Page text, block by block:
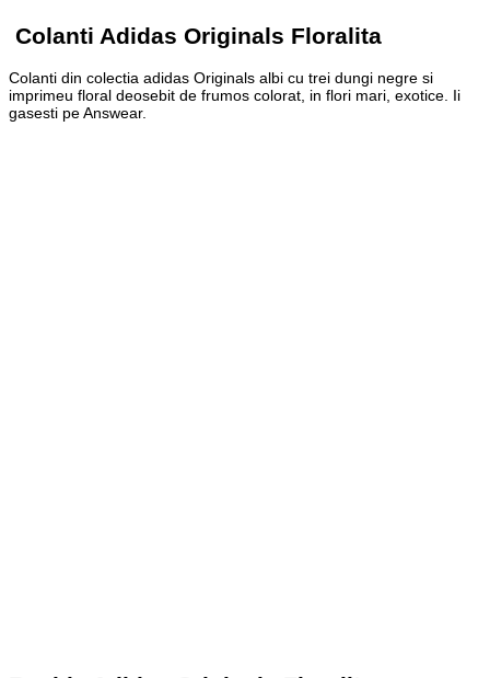
Colanti Adidas Originals Floralita
Colanti din colectia adidas Originals albi cu trei dungi negre si
imprimeu floral deosebit de frumos colorat, in flori mari, exotice. Ii
gasesti pe Answear.